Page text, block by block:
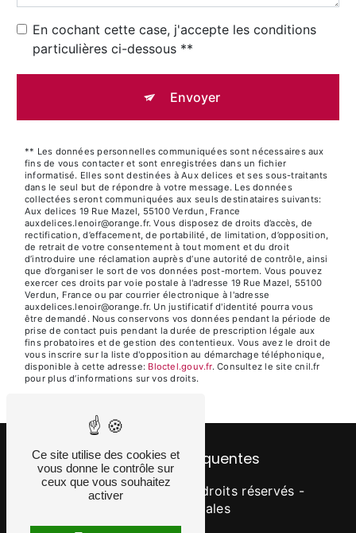
En cochant cette case, j'accepte les conditions
particulières ci-dessous **
Envoyer
** Les données personnelles communiquées sont nécessaires aux
fins de vous contacter et sont enregistrées dans un fichier
informatisé. Elles sont destinées à Aux delices et ses sous-traitants
dans le seul but de répondre à votre message. Les données
collectées seront communiquées aux seuls destinataires suivants:
Aux delices 19 Rue Mazel, 55100 Verdun, France
auxdelices.lenoir@orange.fr. Vous disposez de droits d’accès, de
rectification, d’effacement, de portabilité, de limitation, d’opposition,
de retrait de votre consentement à tout moment et du droit
d’introduire une réclamation auprès d’une autorité de contrôle, ainsi
que d’organiser le sort de vos données post-mortem. Vous pouvez
exercer ces droits par voie postale à l'adresse 19 Rue Mazel, 55100
Verdun, France ou par courrier électronique à l'adresse
auxdelices.lenoir@orange.fr. Un justificatif d'identité pourra vous
être demandé. Nous conservons vos données pendant la période de
prise de contact puis pendant la durée de prescription légale aux
fins probatoires et de gestion des contentieux. Vous avez le droit de
vous inscrire sur la liste d'opposition au démarchage téléphonique,
disponible à cette adresse:
Bloctel.gouv.fr. Consultez le site cnil.fr
pour plus d’informations sur vos droits.
Recherches fréquentes
©Vistalid- 2026 - Tous droits réservés -
Mentions légales
Ce site utilise des cookies et
vous donne le contrôle sur
ceux que vous souhaitez
activer